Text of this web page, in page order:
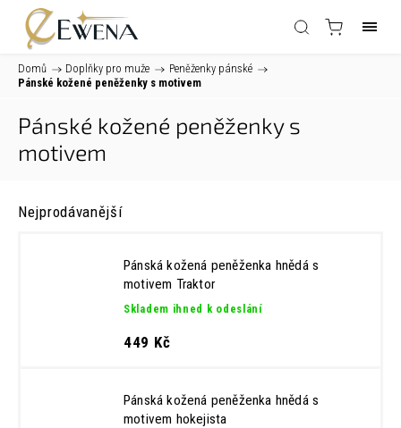
Domů / Doplňky pro muže / Peněženky pánské /
Pánské kožené peněženky s motivem
Pánské kožené peněženky s
motivem
Nejprodávanější
Pánská kožená peněženka hnědá s
motivem Traktor
Skladem ihned k odeslání
449 Kč
Pánská kožená peněženka hnědá s
motivem hokejista